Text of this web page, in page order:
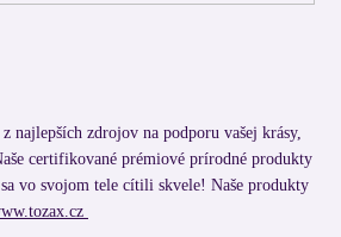
najlepších zdrojov na podporu vašej krásy,
certifikované prémiové prírodné produkty
vo svojom tele cítili skvele! Naše produkty